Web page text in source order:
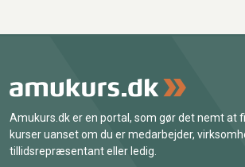
Amukurs.dk er en portal, som gør det nemt at
kurser uanset om du er medarbejder,
tillidsrepræsentant eller ledig.